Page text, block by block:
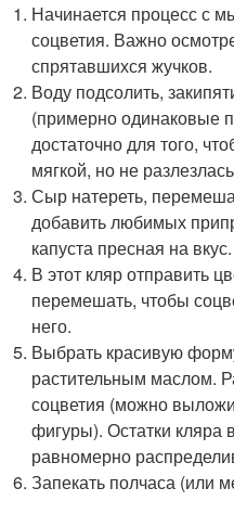
Начинается процесс с
соцветия. Важно
спрятавшихся жучков.
Воду подсолить,
(примерно одинаковые
достаточно для того,
мягкой, но не
Сыр натереть,
добавить любимых
капуста пресная на вкус.
В этот кляр отправить
перемешать, чтобы
него.
Выбрать красивую
растительным маслом.
соцветия (можно
фигуры). Остатки кляра
равномерно
Запекать полчаса (или